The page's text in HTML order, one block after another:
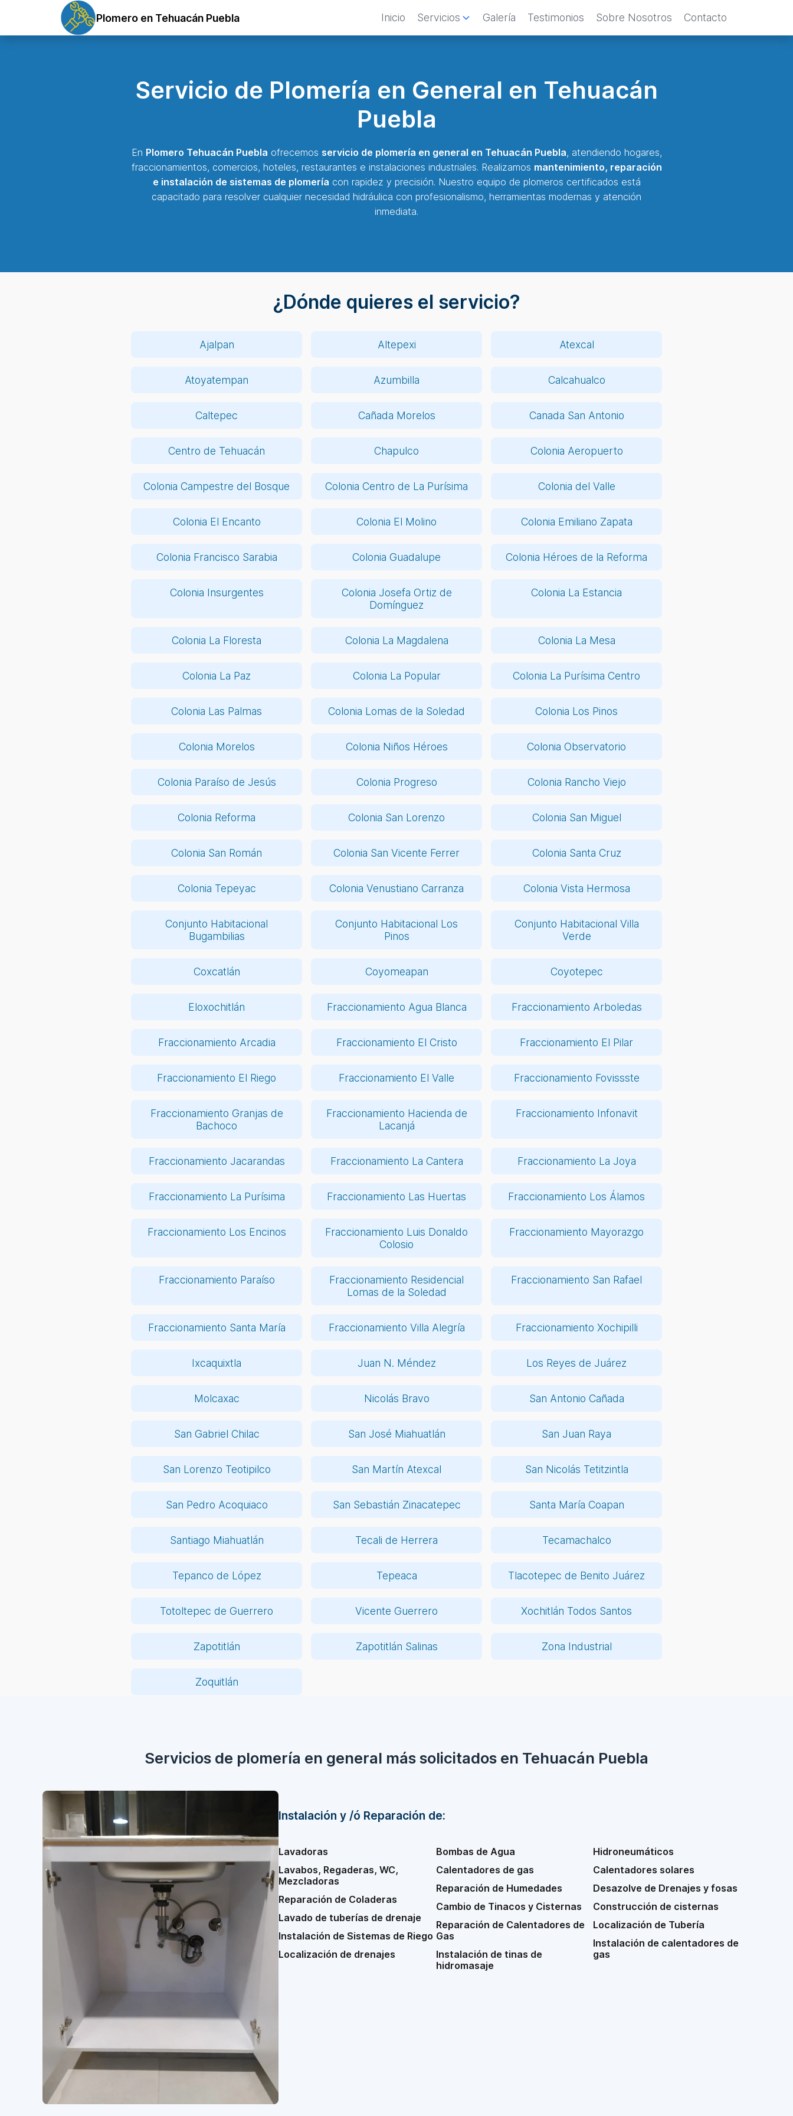
Plomero en Tehuacán Puebla Inicio Servicios Galería Testimonios Sobre Nosotros Contacto
Servicio de Plomería en General en Tehuacán
Puebla
En Plomero Tehuacán Puebla ofrecemos servicio de plomería en general en Tehuacán Puebla, atendiendo hogares,
fraccionamientos, comercios, hoteles, restaurantes e instalaciones industriales. Realizamos mantenimiento, reparación
e instalación de sistemas de plomería con rapidez y precisión. Nuestro equipo de plomeros certificados está
capacitado para resolver cualquier necesidad hidráulica con profesionalismo, herramientas modernas y atención
inmediata.
¿Dónde quieres el servicio?
Ajalpan Altepexi Atexcal
Atoyatempan Azumbilla Calcahualco
Caltepec Cañada Morelos Canada San Antonio
Centro de Tehuacán Chapulco Colonia Aeropuerto
Colonia Campestre del Bosque Colonia Centro de La Purísima Colonia del Valle
Colonia El Encanto Colonia El Molino Colonia Emiliano Zapata
Colonia Francisco Sarabia Colonia Guadalupe Colonia Héroes de la Reforma
Colonia Insurgentes
Colonia Josefa Ortiz de
Domínguez
Colonia La Estancia
Colonia La Floresta Colonia La Magdalena Colonia La Mesa
Colonia La Paz Colonia La Popular Colonia La Purísima Centro
Colonia Las Palmas Colonia Lomas de la Soledad Colonia Los Pinos
Colonia Morelos Colonia Niños Héroes Colonia Observatorio
Colonia Paraíso de Jesús Colonia Progreso Colonia Rancho Viejo
Colonia Reforma Colonia San Lorenzo Colonia San Miguel
Colonia San Román Colonia San Vicente Ferrer Colonia Santa Cruz
Colonia Tepeyac Colonia Venustiano Carranza Colonia Vista Hermosa
Conjunto Habitacional
Bugambilias
Conjunto Habitacional Los
Pinos
Conjunto Habitacional Villa
Verde
Coxcatlán Coyomeapan Coyotepec
Eloxochitlán Fraccionamiento Agua Blanca Fraccionamiento Arboledas
Fraccionamiento Arcadia Fraccionamiento El Cristo Fraccionamiento El Pilar
Fraccionamiento El Riego Fraccionamiento El Valle Fraccionamiento Fovissste
Fraccionamiento Granjas de
Bachoco
Fraccionamiento Hacienda de
Lacanjá
Fraccionamiento Infonavit
Fraccionamiento Jacarandas Fraccionamiento La Cantera Fraccionamiento La Joya
Fraccionamiento La Purísima Fraccionamiento Las Huertas Fraccionamiento Los Álamos
Fraccionamiento Los Encinos
Fraccionamiento Luis Donaldo
Colosio
Fraccionamiento Mayorazgo
Fraccionamiento Paraíso
Fraccionamiento Residencial
Lomas de la Soledad
Fraccionamiento San Rafael
Fraccionamiento Santa María Fraccionamiento Villa Alegría Fraccionamiento Xochipilli
Ixcaquixtla Juan N. Méndez Los Reyes de Juárez
Molcaxac Nicolás Bravo San Antonio Cañada
San Gabriel Chilac San José Miahuatlán San Juan Raya
San Lorenzo Teotipilco San Martín Atexcal San Nicolás Tetitzintla
San Pedro Acoquiaco San Sebastián Zinacatepec Santa María Coapan
Santiago Miahuatlán Tecali de Herrera Tecamachalco
Tepanco de López Tepeaca Tlacotepec de Benito Juárez
Totoltepec de Guerrero Vicente Guerrero Xochitlán Todos Santos
Zapotitlán Zapotitlán Salinas Zona Industrial
Zoquitlán
Servicios de plomería en general más solicitados en Tehuacán Puebla
Instalación y /ó Reparación de:
Lavadoras
Lavabos, Regaderas, WC,
Mezcladoras
Reparación de Coladeras
Lavado de tuberías de drenaje
Instalación de Sistemas de Riego
Localización de drenajes
Bombas de Agua
Calentadores de gas
Reparación de Humedades
Cambio de Tinacos y Cisternas
Reparación de Calentadores de
Gas
Instalación de tinas de
hidromasaje
Hidroneumáticos
Calentadores solares
Desazolve de Drenajes y fosas
Construcción de cisternas
Localización de Tubería
Instalación de calentadores de
gas